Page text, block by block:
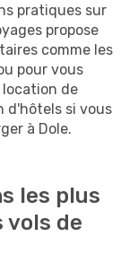
pratiques sur
propose
comme les
pour vous
de
d'hôtels si vous
à Dole.
les plus
vols de